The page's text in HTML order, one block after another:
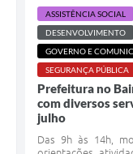
ASSISTÊNCIA SOCIAL
DESENVOLVIMENTO
GOVERNO E
SEGURANÇA PÚBLICA
Prefeitura no
com diversos
julho
Das 9h às 14h,